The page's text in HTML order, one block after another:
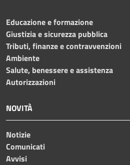
Educazione e formazione
Giustizia e sicurezza pubblica
Tributi, finanze e contravvenzioni
Ambiente
Salute, benessere e assistenza
Autorizzazioni
NOVITÀ
Notizie
Comunicati
Avvisi